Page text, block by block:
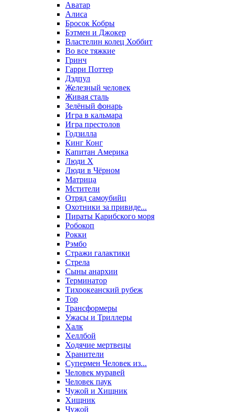
Аватар
Алиса
Бросок Кобры
Бэтмен и Джокер
Властелин колец Хоббит
Во все тяжкие
Гринч
Гарри Поттер
Дэдпул
Железный человек
Живая сталь
Зелёный фонарь
Игра в кальмара
Игра престолов
Годзилла
Кинг Конг
Капитан Америка
Люди X
Люди в Чёрном
Матрица
Мстители
Отряд самоубийц
Охотники за привиде...
Пираты Карибского моря
Робокоп
Рокки
Рэмбо
Стражи галактики
Стрела
Сыны анархии
Терминатор
Тихоокеанский рубеж
Тор
Трансформеры
Ужасы и Триллеры
Халк
Хеллбой
Ходячие мертвецы
Хранители
Супермен Человек из...
Человек муравей
Человек паук
Чужой и Хищник
Хищник
Чужой